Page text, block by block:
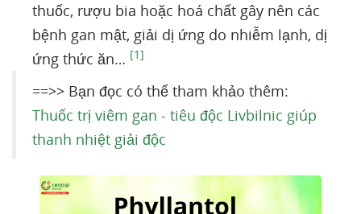
thuốc, rượu bia hoặc hoá chất gây nên các
bệnh gan mật, giải dị ứng do nhiễm lạnh, dị
ứng thức ăn… [1]
==>> Bạn đọc có thể tham khảo thêm:
Thuốc trị viêm gan - tiêu độc Livbilnic giúp
thanh nhiệt giải độc